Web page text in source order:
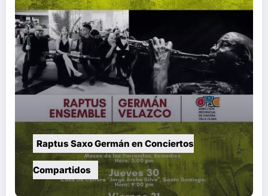
Raptus Saxo Germán en Conciertos